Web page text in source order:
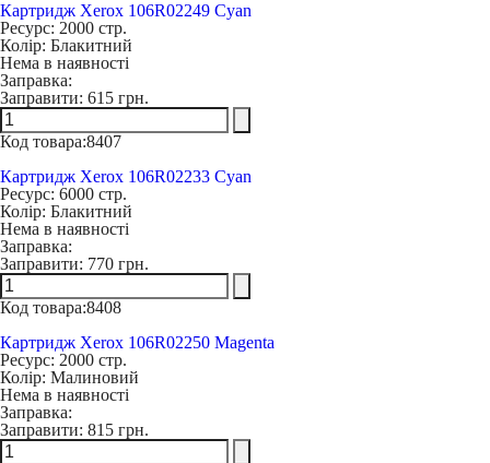
Картридж Xerox 106R02249 Cyan
Ресурс: 2000 стр.
Колір: Блакитний
Нема в наявності
Заправка:
Заправити: 615 грн.
Код товара:8407
Картридж Xerox 106R02233 Cyan
Ресурс: 6000 стр.
Колір: Блакитний
Нема в наявності
Заправка:
Заправити: 770 грн.
Код товара:8408
Картридж Xerox 106R02250 Magenta
Ресурс: 2000 стр.
Колір: Малиновий
Нема в наявності
Заправка:
Заправити: 815 грн.